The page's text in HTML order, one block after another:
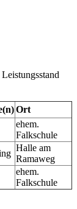
Ort
ehem.
Falkschule
Halle am
Ramaweg
ehem.
Falkschule